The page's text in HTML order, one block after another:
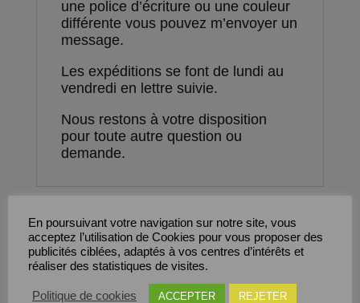
une police d’écriture ou une couleur
différente vous pouvez m’envoyer un
message.
Les expéditions se font de lundi au
vendredi en lettre suivie.
Nous restons à votre disposition
pour toute autre question ou
demande.
Produits similaires
En poursuivant votre navigation sur notre site, vous
acceptez l’utilisation de Cookies pour vous proposer des
publicités ciblées, adaptés à vos centres d’intérêts et
réaliser des statistiques de visites.
Politique de cookies ACCEPTER REJETER